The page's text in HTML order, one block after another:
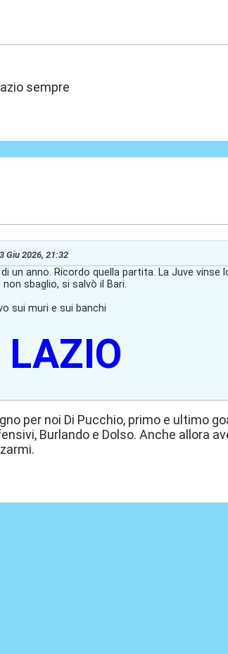
sempre
Giu 2026, 21:32
un anno. Ricordo quella partita. La Juve
sbaglio, si salvò il Bari.
sui muri e sui banchi
per noi Di Pucchio, primo e ultimo
Burlando e Dolso. Anche allora